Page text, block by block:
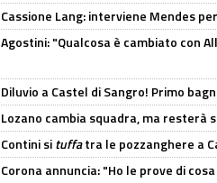
Cassione Lang: interviene Mendes
Agostini: "Qualcosa è cambiato con
Diluvio a Castel di Sangro! Primo
Lozano cambia squadra, ma resterà
Contini situffatra le pozzanghere a
Corona annuncia: "Ho le prove di